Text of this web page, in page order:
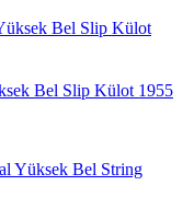
Bel Slip Külot 1955